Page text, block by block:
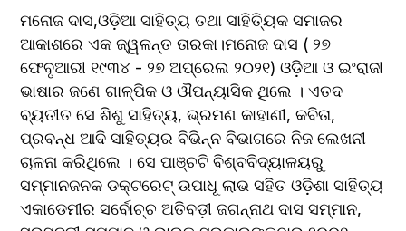
ମନୋଜ ଦାସ,ଓଡ଼ିଆ ସାହିତ୍ୟ ତଥା ସାହିତ୍ୟିକ ସମାଜର
ଆକାଶରେ ଏକ ଜ୍ୱଳନ୍ତ ତାରକା।ମନୋଜ ଦାସ ( ୨୭
ଫେବୃଆରୀ ୧୯୩୪ - ୨୭ ଅପ୍ରେଲ ୨୦୨୧) ଓଡ଼ିଆ ଓ ଇଂରାଜୀ
ଭାଷାର ଜଣେ ଗାଳ୍ପିକ ଓ ଔପନ୍ୟାସିକ ଥିଲେ । ଏତଦ
ବ୍ୟତୀତ ସେ ଶିଶୁ ସାହିତ୍ୟ, ଭ୍ରମଣ କାହାଣୀ, କବିତା,
ପ୍ରବନ୍ଧ ଆଦି ସାହିତ୍ୟର ବିଭିନ୍ନ ବିଭାଗରେ ନିଜ ଲେଖନୀ
ଚାଳନା କରିଥିଲେ । ସେ ପାଞ୍ଚଟି ବିଶ୍ବବିଦ୍ୟାଳୟରୁ
ସମ୍ମାନଜନକ ଡକ୍ଟରେଟ୍ ଉପାଧୂ ଲାଭ ସ‌ହିତ ଓଡ଼ିଶା ସାହିତ୍ୟ
ଏକାଡେମୀର ସର୍ବୋଚ୍ଚ ଅତିବଡ଼ୀ ଜଗନ୍ନାଥ ଦାସ ସମ୍ମାନ,